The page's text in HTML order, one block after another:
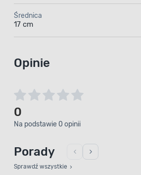
Średnica
17 cm
Opinie
0
Na podstawie 0 opinii
Porady
Sprawdź wszystkie